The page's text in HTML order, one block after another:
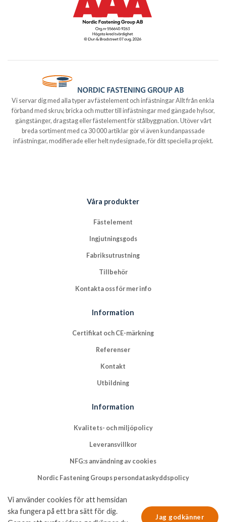
Vi servar dig med alla typer av fästelement och infästningar Allt från enkla
förband med skruv, bricka och mutter till infästningar med gängade hylsor,
gängstänger, dragstag eller fästelement för stålbyggnation. Utöver vårt
breda sortiment med ca 30 000 artiklar gör vi även kundanpassade
infästningar, modifierade eller helt nydesignade, för ditt speciella projekt.
Våra produkter
Fästelement
Ingjutningsgods
Fabriksutrustning
Tillbehör
Kontakta oss för mer info
Information
Certifikat och CE-märkning
Referenser
Kontakt
Utbildning
Information
Kvalitets- och miljöpolicy
Leveransvillkor
NFG:s användning av cookies
Nordic Fastening Groups persondataskyddspolicy
Vi använder cookies för att hemsidan
ska fungera på ett bra sätt för dig.
Jag godkänner